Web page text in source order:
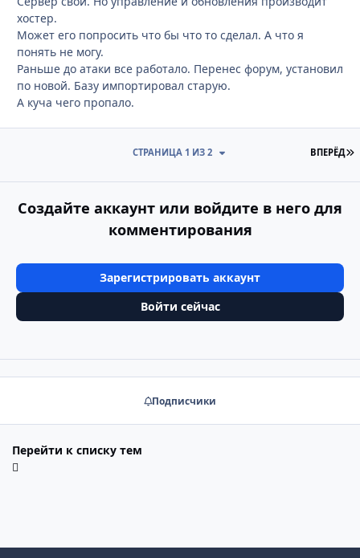
хостер.
Может его попросить что бы что то сделал. А что я
понять не могу.
Раньше до атаки все работало. Перенес форум, установил
по новой. Базу импортировал старую.
А куча чего пропало.
ВПЕРЁД
СТРАНИЦА 1 ИЗ 2
Создайте аккаунт или войдите в него для
комментирования
Зарегистрировать аккаунт
Войти сейчас
Подписчики
Перейти к списку тем